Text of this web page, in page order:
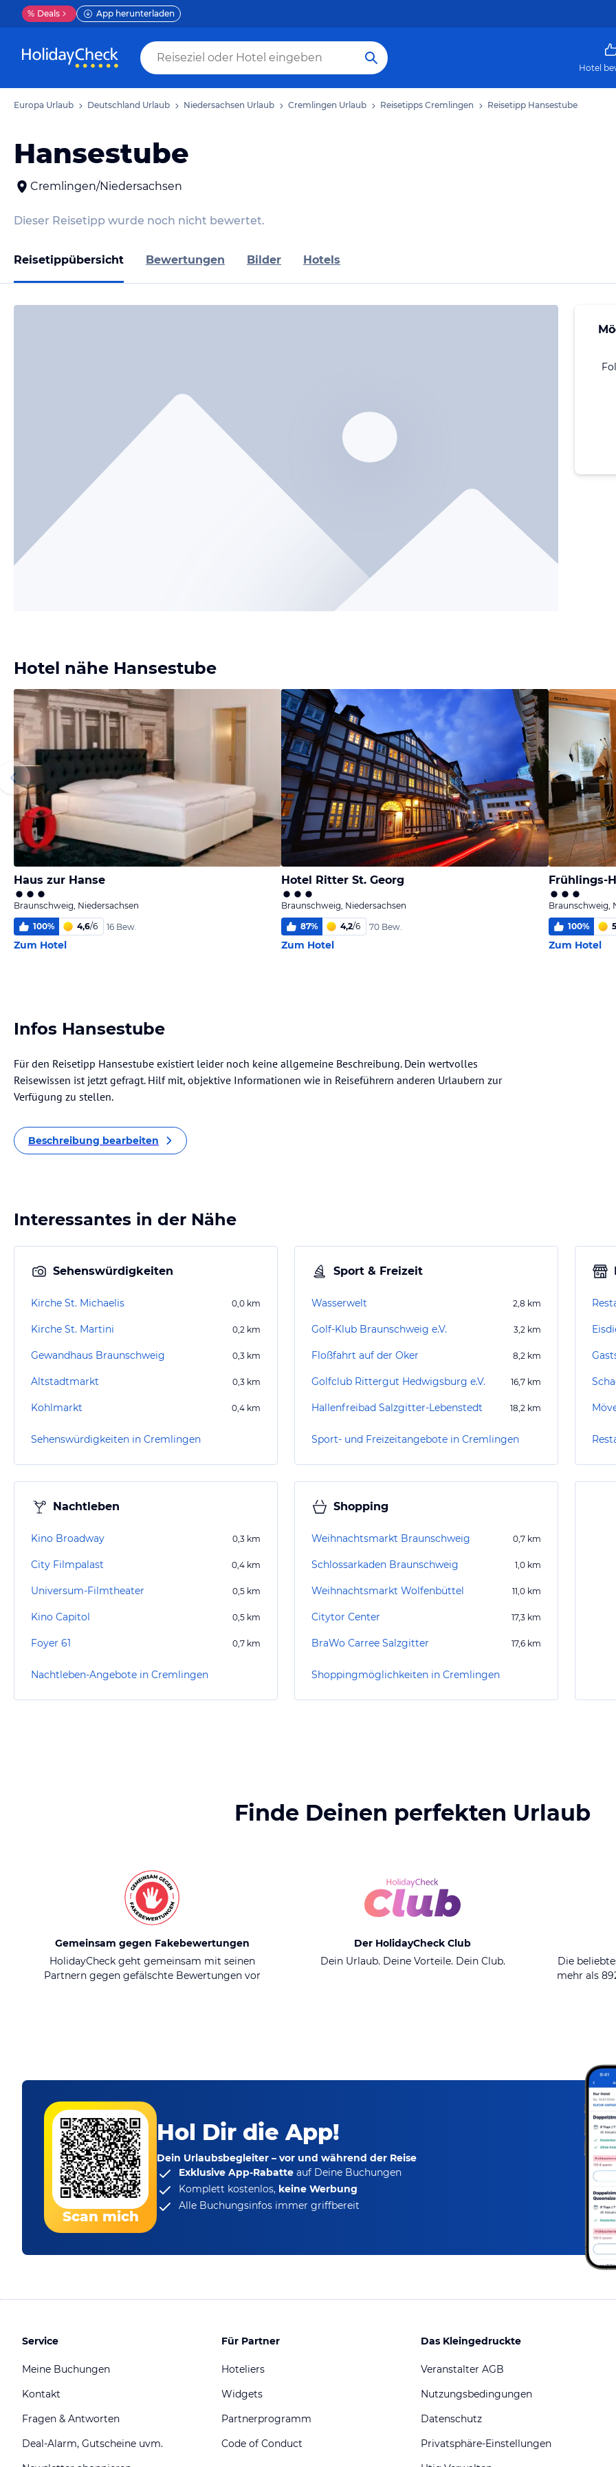
% Deals App herunterladen
Hotel
Europa Urlaub Deutschland Urlaub Niedersachsen Urlaub Cremlingen Urlaub Reisetipps Cremlingen Reisetipp Hansestube
Hansestube
Cremlingen/Niedersachsen
Dieser Reisetipp wurde noch nicht bewertet.
Reisetippübersicht Bewertungen Bilder Hotels
Hotel nähe Hansestube
Haus zur Hanse
Braunschweig, Niedersachsen
100% 4,6/6 16 Bew.
Zum Hotel
Hotel Ritter St. Georg
Braunschweig, Niedersachsen
87% 4,2/6 70 Bew.
Zum Hotel
Frühlings-
Braunschweig,
100%
Zum Hotel
Infos Hansestube
Für den Reisetipp Hansestube existiert leider noch keine allgemeine Beschreibung. Dein wertvolles
Reisewissen ist jetzt gefragt. Hilf mit, objektive Informationen wie in Reiseführern anderen Urlaubern zur
Verfügung zu stellen.
Beschreibung bearbeiten
Interessantes in der Nähe
Sehenswürdigkeiten
Kirche St. Michaelis 0,0 km
Kirche St. Martini 0,2 km
Gewandhaus Braunschweig 0,3 km
Altstadtmarkt 0,3 km
Kohlmarkt 0,4 km
Sehenswürdigkeiten in Cremlingen
Sport & Freizeit
Wasserwelt 2,8 km
Golf-Klub Braunschweig e.V. 3,2 km
Floßfahrt auf der Oker 8,2 km
Golfclub Rittergut Hedwigsburg e.V. 16,7 km
Hallenfreibad Salzgitter-Lebenstedt 18,2 km
Sport- und Freizeitangebote in Cremlingen
Nachtleben
Kino Broadway 0,3 km
City Filmpalast 0,4 km
Universum-Filmtheater 0,5 km
Kino Capitol 0,5 km
Foyer 61 0,7 km
Nachtleben-Angebote in Cremlingen
Shopping
Weihnachtsmarkt Braunschweig 0,7 km
Schlossarkaden Braunschweig 1,0 km
Weihnachtsmarkt Wolfenbüttel 11,0 km
Citytor Center 17,3 km
BraWo Carree Salzgitter 17,6 km
Shoppingmöglichkeiten in Cremlingen
Finde Deinen perfekten Urlaub
Gemeinsam gegen Fakebewertungen
HolidayCheck geht gemeinsam mit seinen
Partnern gegen gefälschte Bewertungen vor
Der HolidayCheck Club
Dein Urlaub. Deine Vorteile. Dein Club.
Die
mehr als
Scan mich
Hol Dir die App!
Dein Urlaubsbegleiter – vor und während der Reise
Exklusive App-Rabatte auf Deine Buchungen
Komplett kostenlos, keine Werbung
Alle Buchungsinfos immer griffbereit
Service
Meine Buchungen
Kontakt
Fragen & Antworten
Deal-Alarm, Gutscheine uvm.
Für Partner
Hoteliers
Widgets
Partnerprogramm
Code of Conduct
Das Kleingedruckte
Veranstalter AGB
Nutzungsbedingungen
Datenschutz
Privatsphäre-Einstellungen